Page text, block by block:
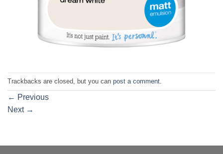
Trackbacks are closed, but you can post a comment
← Previous
Next →